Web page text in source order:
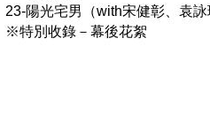
23-陽光宅男（with宋健彰、袁
※特別收錄－幕後花絮